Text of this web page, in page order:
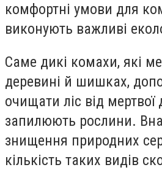
комфортні умови для
виконують важливі
Саме дикі комахи, які
деревині й шишках,
очищати ліс від мертвої
запилюють рослини.
знищення природних
кількість таких видів